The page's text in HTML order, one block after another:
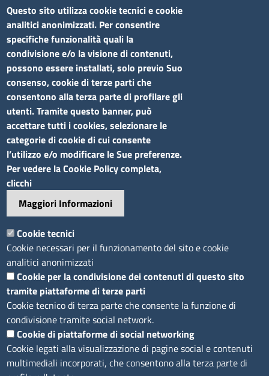
Bandi di concorso
Siti tematici
Elenco siti tematici
Seguici su
Sito web
Accesso riservato
Mappa del sito
Footer
Feed RSS
Note legali
Privacy
Trattamento dei dati
Cookie
Dichiarazione di accessibilità
Obiettivi di accessibilità
Questo sito utilizza cookie tecnici e cookie
analitici anonimizzati. Per consentire
specifiche funzionalità quali la
condivisione e/o la visione di contenuti,
possono essere installati, solo previo Suo
consenso, cookie di terze parti che
consentono alla terza parte di profilare gli
utenti. Tramite questo banner, può
accettare tutti i cookies, selezionare le
categorie di cookie di cui consente
l’utilizzo e/o modificare le Sue preferenze.
Per vedere la Cookie Policy completa,
clicchi
Maggiori Informazioni
Cookie tecnici
Cookie necessari per il funzionamento del sito e cookie
analitici anonimizzati
Cookie per la condivisione dei contenuti di questo sito
tramite piattaforme di terze parti
Cookie tecnico di terza parte che consente la funzione di
condivisione tramite social network.
Cookie di piattaforme di social networking
Cookie legati alla visualizzazione di pagine social e contenuti
multimediali incorporati, che consentono alla terza parte di